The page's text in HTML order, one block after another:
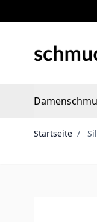
Startseite /